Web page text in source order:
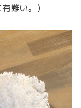
難い。）